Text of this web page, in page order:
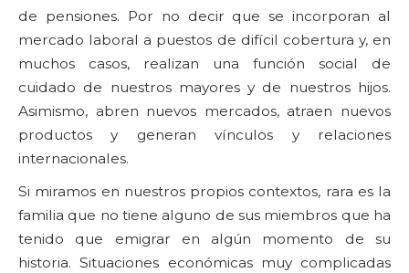
de pensiones. Por no decir que se incorporan al
mercado laboral a puestos de difícil cobertura y, en
muchos casos, realizan una función social de
cuidado de nuestros mayores y de nuestros hijos.
Asimismo, abren nuevos mercados, atraen nuevos
productos y generan vínculos y relaciones
internacionales.
Si miramos en nuestros propios contextos, rara es la
familia que no tiene alguno de sus miembros que ha
tenido que emigrar en algún momento de su
historia. Situaciones económicas muy complicadas